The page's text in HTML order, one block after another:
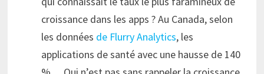
croissance dans les apps ? Au Canada, selon
les données de Flurry Analytics, les
applications de santé avec une hausse de 140